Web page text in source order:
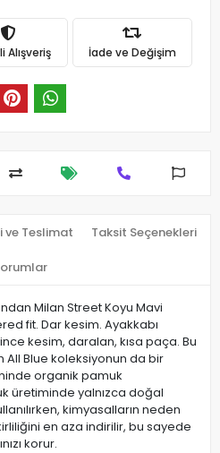
Alışveriş İade ve Değişim
ve Teslimat Taksit Seçenekleri
Milan Street Koyu Mavi
fit. Dar kesim. Ayakkabı
kesim, daralan, kısa paça. Bu
All Blue koleksiyonun da bir
organik pamuk
üretiminde yalnızca doğal
kimyasalların neden
en aza indirilir, bu sayede
korur.